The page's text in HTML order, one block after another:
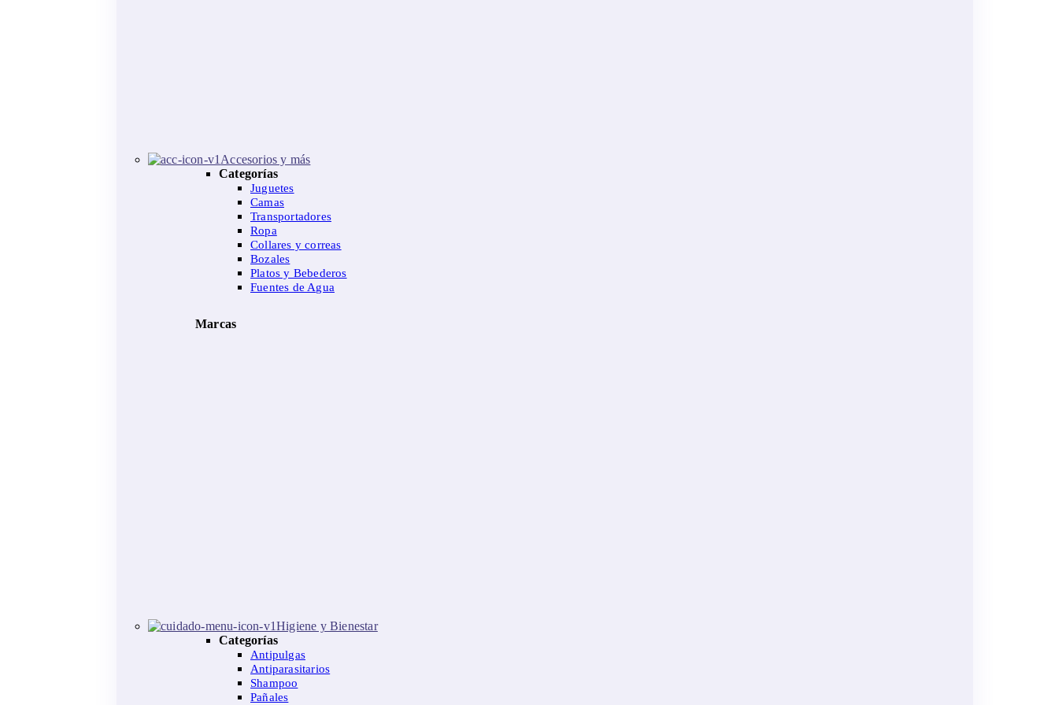
Accesorios y más
Categorías
Juguetes
Camas
Transportadores
Ropa
Collares y correas
Bozales
Platos y Bebederos
Fuentes de Agua
Marcas
Higiene y Bienestar
Categorías
Antipulgas
Antiparasitarios
Shampoo
Pañales